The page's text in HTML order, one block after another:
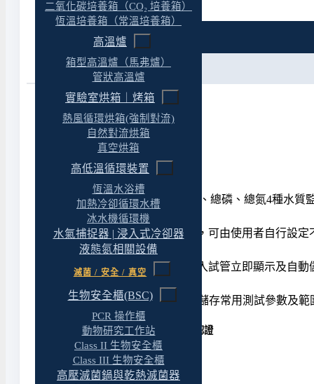
二氧化碳培養箱（CO₂ 培養箱）
恆溫培養箱（常溫培養箱）
高溫爐
箱型高溫爐（馬弗爐）
管狀高溫爐
實驗室烘箱｜烤箱
熱風循環烘箱(強制對流)
自然對流烘箱
真空烘箱
高低溫循環裝置
恆溫水浴槽
加熱冷卻循環水槽
冰水機循環機
水氣捕捉器 | 浸入式冷卻器
液態氮相關設備
滅菌 / 安全 / 真空
生物安全櫃(BSC)
PCR 操作櫃
動物研究工作站
Class II 生物安全櫃
Class III 生物安全櫃
高壓滅菌鍋與乾熱滅菌器
規格
產品特色
水質重點，一機搞定
WD 100是專為COD、氨氮、總磷、總氮4種水
自建曲線，彈性應用
WD 100設有11條自訂曲線，可由使用者自行設
開機即用，高效量測
WD 100開機無需預熱，放入試管立即顯示及自
Favorite 選單功能讓使用者儲存常用測試參數及
WD 100 4合1水質分析儀/檢測儀 : 國際認證
歐盟 CE 安全認證